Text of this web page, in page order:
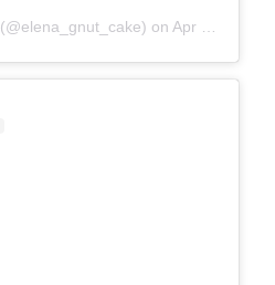
(@elena_gnut_cake) on Apr 14, 2018 at 8:38am PDT